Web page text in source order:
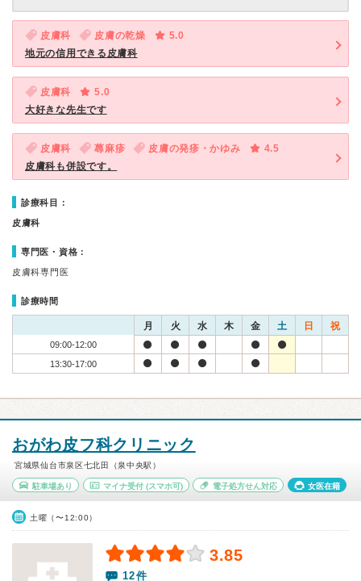
皮膚科 皮膚の乾燥
5.0
地元の信用できる皮膚科
皮膚科
5.0
大好きな先生です
皮膚科 蕁麻疹 皮膚の発疹・かゆみ
4.5
皮膚科も併設です。
診療科目：
皮膚科
専門医・資格：
皮膚科専門医
診療時間
月 火 水 木 金 土 日 祝
09:00-12:00
13:30-17:00
おがわ皮フ科クリニック
宮城県仙台市泉区七北田（泉中央駅）
駐車場あり マイナ受付(スマホ可) 電子処方せん対応 女医在籍
土曜（〜12:00）
3.85
12件